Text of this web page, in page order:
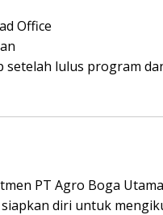
Office
setelah lulus program
PT Agro Boga
diri untuk